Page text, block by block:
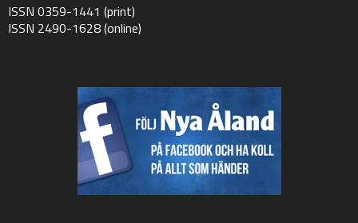
ISSN 0359-1441 (print)
ISSN 2490-1628 (online)